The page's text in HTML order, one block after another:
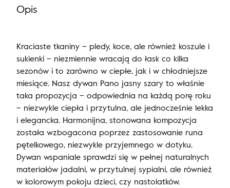
Opis
Kraciaste tkaniny – pledy, koce, ale również koszule i
sukienki – niezmiennie wracają do łask co kilka
sezonów i to zarówno w ciepłe, jak i w chłodniejsze
miesiące. Nasz dywan Pano jasny szary to właśnie
taka propozycja – odpowiednia na każdą porę roku
– niezwykle ciepła i przytulna, ale jednocześnie lekka
i elegancka. Harmonijna, stonowana kompozycja
została wzbogacona poprzez zastosowanie runa
pętelkowego, niezwykle przyjemnego w dotyku.
Dywan wspaniale sprawdzi się w pełnej naturalnych
materiałów jadalni, w przytulnej sypialni, ale również
w kolorowym pokoju dzieci, czy nastolatków.